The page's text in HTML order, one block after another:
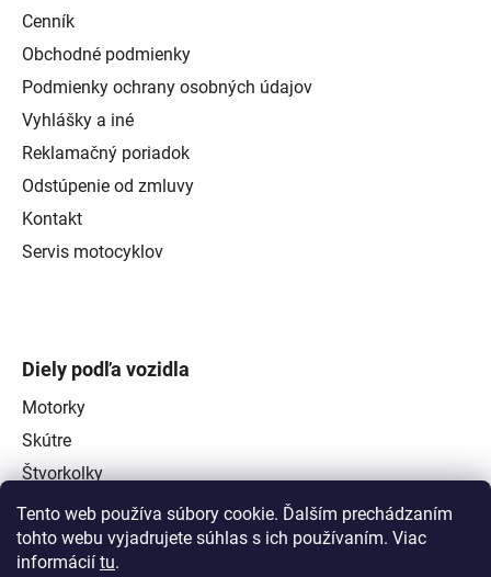
Tento web používa súbory cookie. Ďalším prechádzaním
tohto webu vyjadrujete súhlas s ich používaním. Viac
informácií tu.
Cenník
Obchodné podmienky
Podmienky ochrany osobných údajov
Vyhlášky a iné
Reklamačný poriadok
Odstúpenie od zmluvy
Kontakt
Servis motocyklov
Diely podľa vozidla
Motorky
Skútre
Štvorkolky